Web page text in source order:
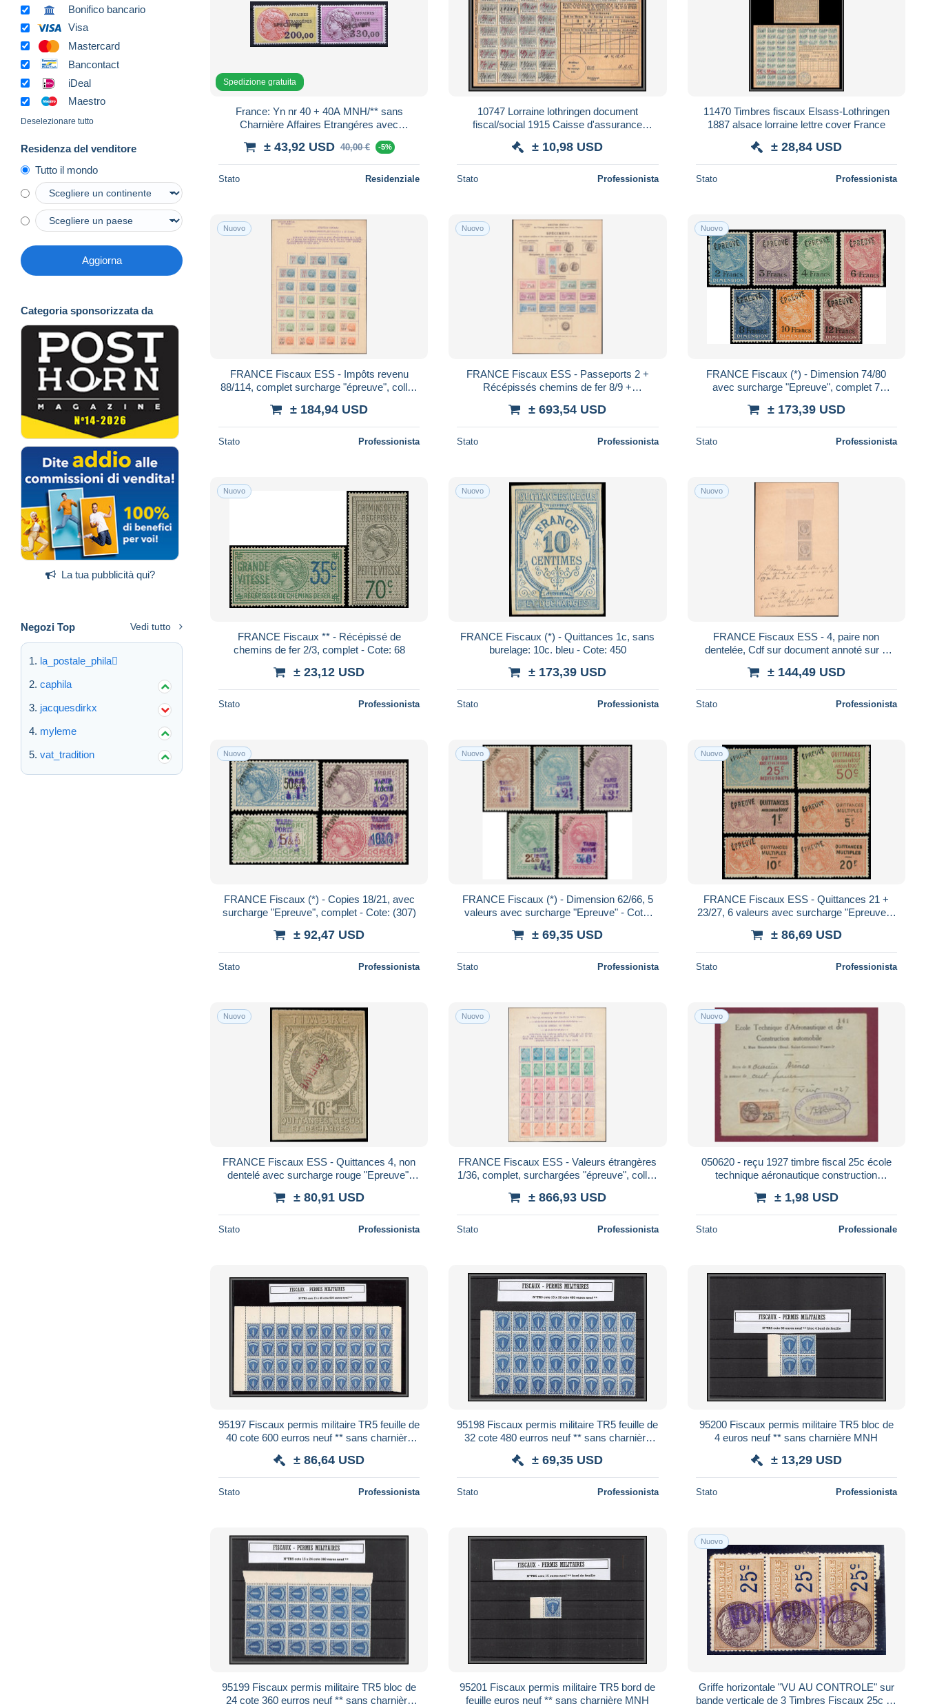
Bonifico bancario
Visa
Mastercard
Bancontact
iDeal
Maestro
Deselezionare tutto
Residenza del venditore
Tutto il mondo
Aggiorna
Categoria sponsorizzata da
La tua pubblicità qui?
Negozi Top Vedi tutto
la_postale_phila
caphila
jacquesdirkx
myleme
vat_tradition
Spedizione gratuita
France: Yn nr 40 + 40A MNH/** sans
Charnière Affaires Etrangéres avec
± 43,92 USD 40,00 € -5%
Stato Residenziale
10747 Lorraine lothringen document
fiscal/social 1915 Caisse d'assurance
± 10,98 USD
Stato Professionista
11470 Timbres fiscaux Elsass-Lothringen
1887 alsace lorraine lettre cover France
± 28,84 USD
Stato Professionista
Nuovo
FRANCE Fiscaux ESS - Impôts revenu
88/114, complet surcharge "épreuve", collés
± 184,94 USD
Stato Professionista
Nuovo
FRANCE Fiscaux ESS - Passeports 2 +
Récépissés chemins de fer 8/9 +
surchargés "é
± 693,54 USD
Stato Professionista
Nuovo
FRANCE Fiscaux (*) - Dimension 74/80
avec surcharge "Epreuve", complet 7
± 173,39 USD
Stato Professionista
Nuovo
FRANCE Fiscaux ** - Récépissé de
chemins de fer 2/3, complet - Cote: 68
± 23,12 USD
Stato Professionista
Nuovo
FRANCE Fiscaux (*) - Quittances 1c, sans
burelage: 10c. bleu - Cote: 450
± 173,39 USD
Stato Professionista
Nuovo
FRANCE Fiscaux ESS - 4, paire non
dentelée, Cdf sur document annoté sur 7
± 144,49 USD
Stato Professionista
Nuovo
FRANCE Fiscaux (*) - Copies 18/21, avec
surcharge "Epreuve", complet - Cote: (307)
± 92,47 USD
Stato Professionista
Nuovo
FRANCE Fiscaux (*) - Dimension 62/66, 5
valeurs avec surcharge "Epreuve" - Cote:
± 69,35 USD
Stato Professionista
Nuovo
FRANCE Fiscaux ESS - Quittances 21 +
23/27, 6 valeurs avec surcharge "Epreuve" -
± 86,69 USD
Stato Professionista
Nuovo
FRANCE Fiscaux ESS - Quittances 4, non
dentelé avec surcharge rouge "Epreuve":
± 80,91 USD
Stato Professionista
Nuovo
FRANCE Fiscaux ESS - Valeurs étrangères
1/36, complet, surchargées "épreuve", collés
± 866,93 USD
Stato Professionista
Nuovo
050620 - reçu 1927 timbre fiscal 25c école
technique aéronautique construction
± 1,98 USD
Stato Professionale
95197 Fiscaux permis militaire TR5 feuille de
40 cote 600 eurros neuf ** sans charnière
± 86,64 USD
Stato Professionista
95198 Fiscaux permis militaire TR5 feuille de
32 cote 480 eurros neuf ** sans charnière
± 69,35 USD
Stato Professionista
95200 Fiscaux permis militaire TR5 bloc de
4 euros neuf ** sans charnière MNH
± 13,29 USD
Stato Professionista
95199 Fiscaux permis militaire TR5 bloc de
24 cote 360 eurros neuf ** sans charnière
95201 Fiscaux permis militaire TR5 bord de
feuille euros neuf ** sans charnière MNH
Nuovo
Griffe horizontale "VU AU CONTROLE" sur
bande verticale de 3 Timbres Fiscaux 25c ---